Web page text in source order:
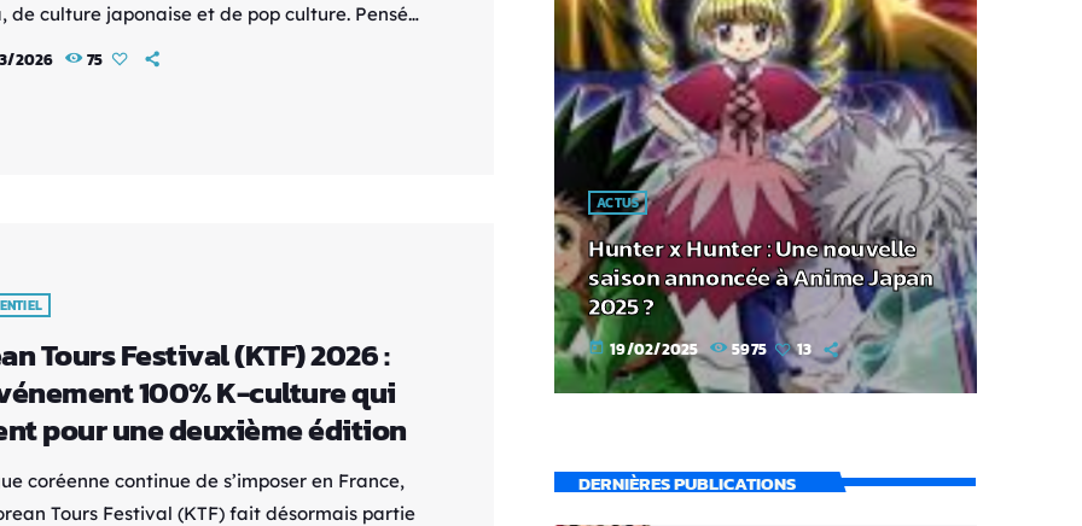
de culture japonaise et de pop culture. Pensé
un rendez-vous convivial, accessible et
2026 75
Tours Festival (KTF) 2026 :
100% K-culture qui
pour une deuxième édition
coréenne continue de s’imposer en France,
Tours Festival (KTF) fait désormais partie
ACTUS
Hunter x Hunter : Une nouvelle
saison annoncée à Anime Japan
2025 ?
today 19/02/2025 5975 13
DERNIÈRES PUBLICATIONS